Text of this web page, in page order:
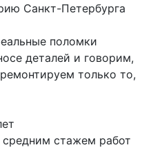
Санкт-Петербурга
поломки
деталей и говорим,
только то,
стажем работ